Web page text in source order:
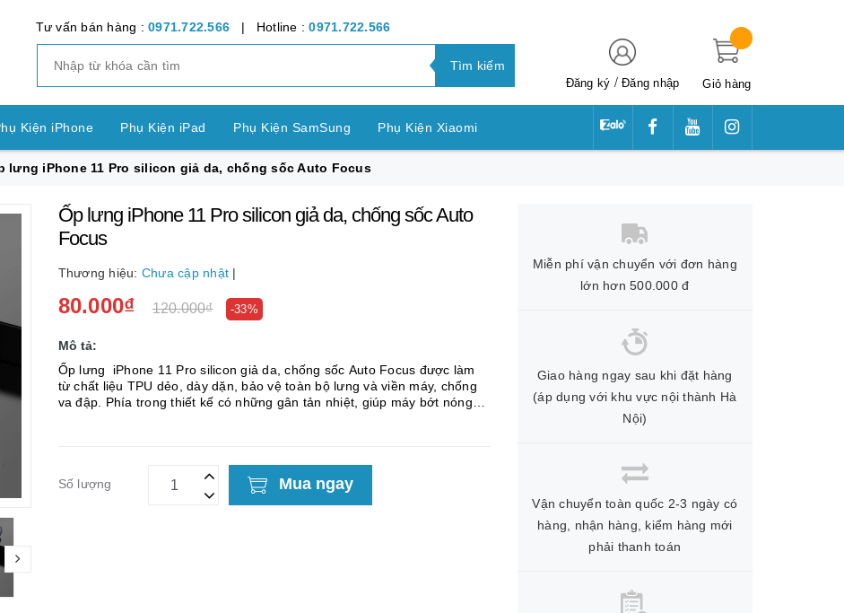
Tư vấn bán hàng : 0971.722.566 | Hotline :0971.722.566
Tìm kiếm
Đăng ký /Đăng nhập Giỏ hàng
Kiện iPhone Phụ Kiện iPad Phụ Kiện SamSung Phụ Kiện Xiaomi
Kiện OPPO Phụ Kiện Vivo Phụ Kiện Realme Phụ Kiện Huawei
Kiện LG Phụ Kiện Nokia Phụ Kiện Sony
Phụ Kiện Apple Watch Phụ Kiện khác
lưng iPhone 11 Pro silicon giả da, chống sốc Auto Focus
Ốp lưng iPhone 11 Pro silicon giả da, chống sốc Auto
Focus
Thương hiệu: Chưa cập nhật |
80.000₫ 120.000₫ -33%
Mô tả:
Ốp lưng iPhone 11 Pro silicon giả da, chống sốc Auto Focus được làm
từ chất liệu TPU dẻo, dày dặn, bảo vệ toàn bộ lưng và viền máy, chống
va đập. Phía trong thiết kế có những gân tản nhiệt, giúp máy bớt nóng
Số lượng Mua ngay
Miễn phí vận chuyển với đơn hàng
lớn hơn 500.000 đ
Giao hàng ngay sau khi đặt hàng
(áp dụng với khu vực nội thành Hà
Nội)
Vận chuyển toàn quốc 2-3 ngày có
hàng, nhận hàng, kiểm hàng mới
phải thanh toán